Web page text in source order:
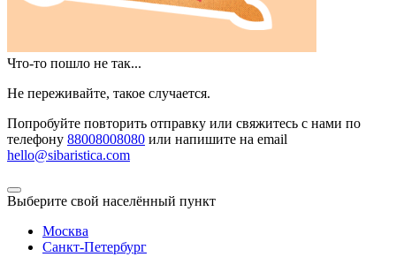
Что-то пошло не так...
Не переживайте, такое случается.
Попробуйте повторить отправку или свяжитесь с нами по
телефону 88008008080 или напишите на email
hello@sibaristica.com
Выберите свой населённый пункт
Москва
Санкт-Петербург